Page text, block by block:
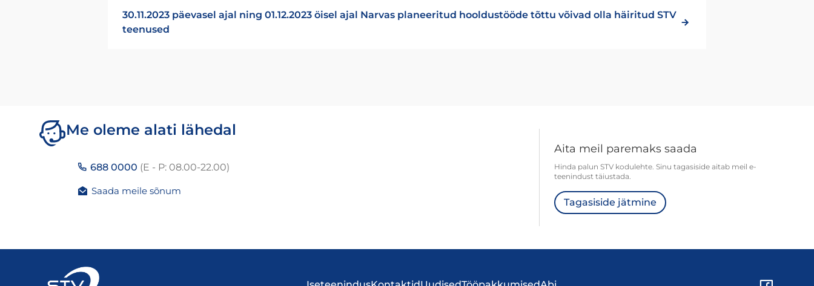
30.11.2023 päevasel ajal ning 01.12.2023 öisel ajal Narvas planeeritud hooldustööde tõttu võivad olla häiritud STV
teenused
Me oleme alati lähedal
688 0000 (E - P: 08.00-22.00)
Saada meile sõnum
Aita meil paremaks saada
Hinda palun STV kodulehte. Sinu tagasiside aitab meil e-
teenindust täiustada.
Tagasiside jätmine